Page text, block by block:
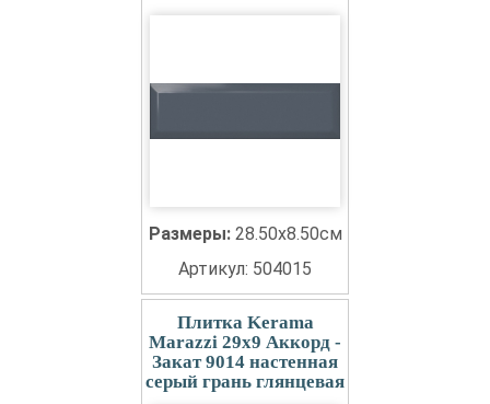
Размеры: 28.50x8.50см
Артикул: 504015
Плитка Kerama
Marazzi 29x9 Аккорд -
Закат 9014 настенная
серый грань глянцевая